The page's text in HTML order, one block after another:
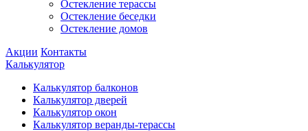
Остекление терассы
Остекление беседки
Остекление домов
Акции Контакты
Калькулятор
Калькулятор балконов
Калькулятор дверей
Калькулятор окон
Калькулятор веранды-терассы